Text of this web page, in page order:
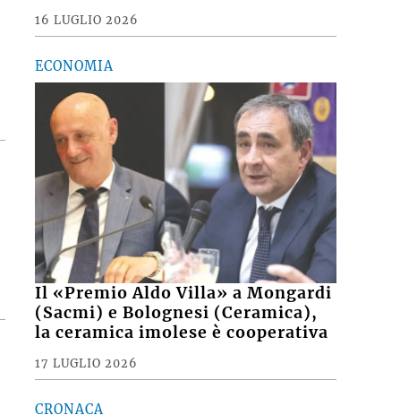
16 LUGLIO 2026
ECONOMIA
Il «Premio Aldo Villa» a Mongardi
(Sacmi) e Bolognesi (Ceramica),
la ceramica imolese è cooperativa
17 LUGLIO 2026
CRONACA